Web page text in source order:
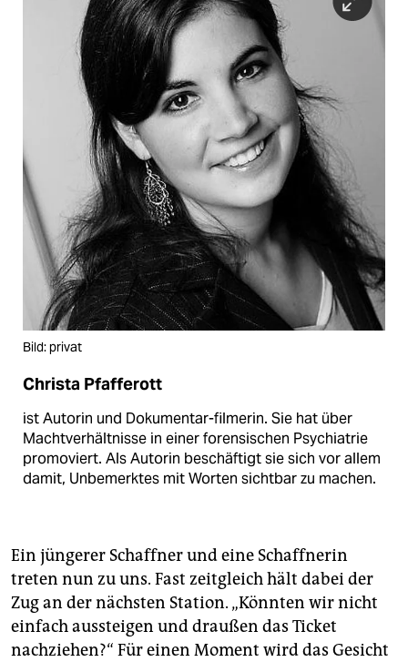
Bild: privat
Christa Pfafferott
ist Autorin und Dokumentar-filmerin. Sie hat über
Machtverhältnisse in einer forensischen Psychiatrie
promoviert. Als Autorin beschäftigt sie sich vor allem
damit, Unbemerktes mit Worten sichtbar zu machen.
Ein jüngerer Schaffner und eine Schaffnerin
treten nun zu uns. Fast zeitgleich hält dabei der
Zug an der nächsten Station. „Könnten wir nicht
einfach aussteigen und draußen das Ticket
nachziehen?“ Für einen Moment wird das Gesicht